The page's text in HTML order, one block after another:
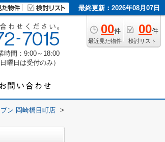
最終更新：2026年08月07日
00件
最近見た物件
00件
検討リスト
時間：9:00～18:00
曜日は受付のみ）
ン 岡崎橋目町店
>